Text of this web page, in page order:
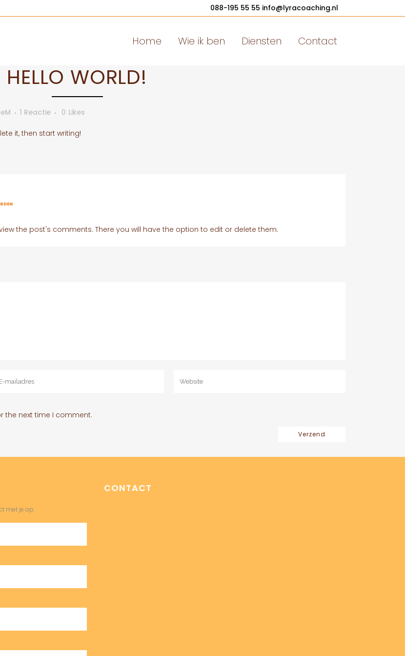
088-195 55 55 info@lyracoaching.nl
Home Wie ik ben Diensten Contact
HELLO WORLD!
1 Reactie 0 Likes
it, then start writing!
the post's comments. There you will have the option to edit or delete them.
the next time I comment.
met je op.
CONTACT